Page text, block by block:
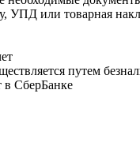
УПД или товарная
путем
в СберБанке